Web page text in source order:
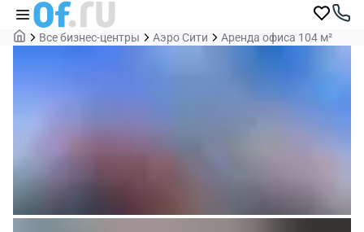
Все бизнес-центры Аэро Сити Аренда офиса 104 м²